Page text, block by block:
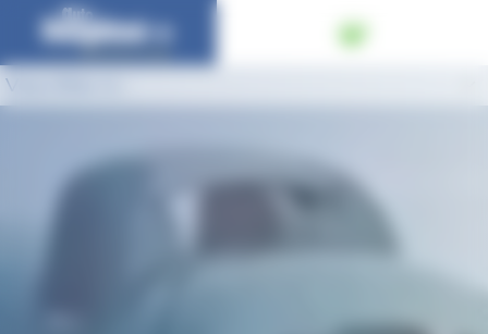
Vous êtes ici :
Panneau de gestion des cookies